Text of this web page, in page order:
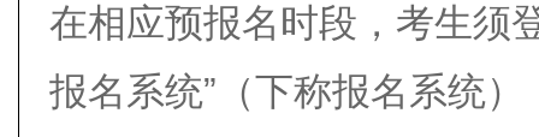
在相应预报名时段，考生须
报名系统”（下称报名系统）